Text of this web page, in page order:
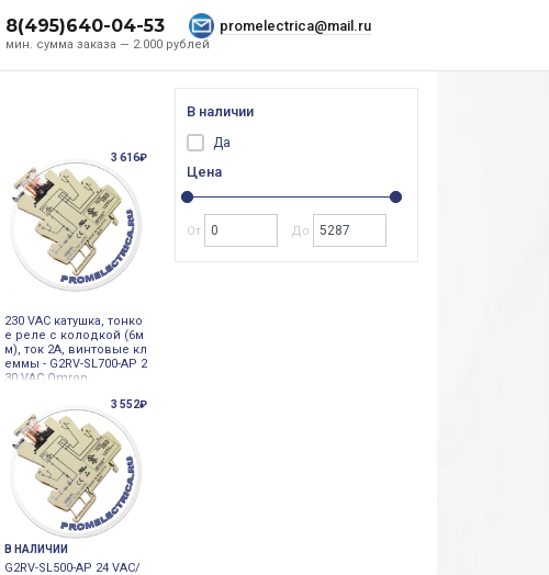
мин. сумма заказа — 2.000 рублей
8(495)640-04-53 promelectrica@mail.ru
3 616₽
230 VAC катушка, тонко
е реле с колодкой (6м
м), ток 2А, винтовые кл
еммы - G2RV-SL700-AP 2
30 VAC Omron
3 552₽
В НАЛИЧИИ
G2RV-SL500-AP 24 VAC/
В наличии
Да
Цена
От До